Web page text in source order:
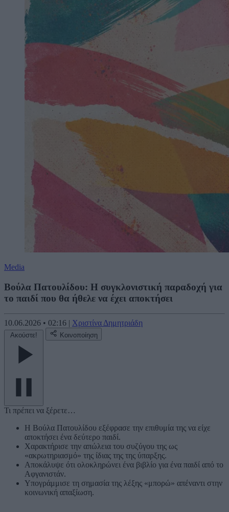
Media
Βούλα Πατουλίδου: Η συγκλονιστική παραδοχή για
το παιδί που θα ήθελε να έχει αποκτήσει
10.06.2026 • 02:16 | Χριστίνα Δημητριάδη
Ακούστε! Κοινοποίηση
Τι πρέπει να ξέρετε…
Η Βούλα Πατουλίδου εξέφρασε την επιθυμία της να είχε
αποκτήσει ένα δεύτερο παιδί.
Χαρακτήρισε την απώλεια του συζύγου της ως
«ακρωτηριασμό» της ίδιας της της ύπαρξης.
Αποκάλυψε ότι ολοκληρώνει ένα βιβλίο για ένα παιδί από το
Αφγανιστάν.
Υπογράμμισε τη σημασία της λέξης «μπορώ» απέναντι στην
κοινωνική απαξίωση.